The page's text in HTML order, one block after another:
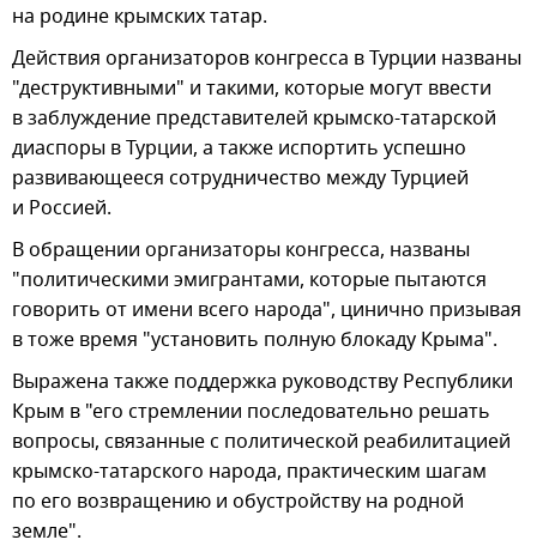
на родине крымских татар.
Действия организаторов конгресса в Турции названы
"деструктивными" и такими, которые могут ввести
в заблуждение представителей крымско-татарской
диаспоры в Турции, а также испортить успешно
развивающееся сотрудничество между Турцией
и Россией.
В обращении организаторы конгресса, названы
"политическими эмигрантами, которые пытаются
говорить от имени всего народа", цинично призывая
в тоже время "установить полную блокаду Крыма".
Выражена также поддержка руководству Республики
Крым в "его стремлении последовательно решать
вопросы, связанные с политической реабилитацией
крымско-татарского народа, практическим шагам
по его возвращению и обустройству на родной
земле".